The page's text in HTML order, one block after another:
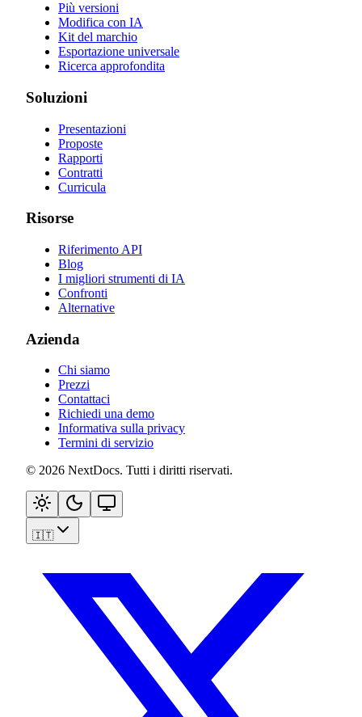
Più versioni
Modifica con IA
Kit del marchio
Esportazione universale
Ricerca approfondita
Soluzioni
Presentazioni
Proposte
Rapporti
Contratti
Curricula
Risorse
Riferimento API
Blog
I migliori strumenti di IA
Confronti
Alternative
Azienda
Chi siamo
Prezzi
Contattaci
Richiedi una demo
Informativa sulla privacy
Termini di servizio
© 2026 NextDocs. Tutti i diritti riservati.
🇮🇹